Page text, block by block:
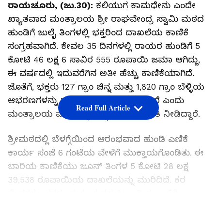
ರಾಯಚೂರು, (ಜು.30): ಕಲಿಯುಗ ಕಾಮಧೇನು ಎಂದೇ
ಖ್ಯಾತವಾದ ಮಂತ್ರಾಲಯ ಶ್ರೀ ರಾಘವೇಂದ್ರ ಸ್ವಾಮಿ ಮಠದ
ಹುಂಡಿಗೆ ಜುಲೈ ತಿಂಗಳಲ್ಲಿ ಭಕ್ತರಿಂದ ದಾಖಲೆಯ ಕಾಣಿಕೆ
ಸಂಗ್ರಹವಾಗಿದೆ. ಕೇವಲ 35 ದಿನಗಳಲ್ಲಿ ರಾಯರ ಹುಂಡಿಗೆ 5
ಕೋಟಿ 46 ಲಕ್ಷ 6 ಸಾವಿರ 555 ರೂಪಾಯಿ ಜಮಾ ಆಗಿದ್ದು,
ಈ ವರ್ಷದಲ್ಲಿ ಇದುವರೆಗಿನ ಅತೀ ಹೆಚ್ಚು ಕಾಣಿಕೆಯಾಗಿದೆ.
ಜೊತೆಗೆ, ಭಕ್ತರು 127 ಗ್ರಾಂ ಚಿನ್ನ ಮತ್ತು 1,820 ಗ್ರಾಂ ಬೆಳ್ಳಿಯ
ಆಭರಣಗಳನ್ನು ಕಾಣಿಕೆಯಾಗಿ ಸಮರ್ಪಿಸಿದ್ದಾರೆ ಎಂದು
ಮಂತ್ರಾಲಯ ಮಠದ ವ್ಯವಸ್ಥಾಪಕರು ಮಾಹಿತಿ ನೀಡಿದ್ದಾರೆ.
ಶ್ರೀಮಠದಲ್ಲಿ ಬೆಳಗ್ಗೆಯಿಂದ ಆರಂಭವಾದ ಹುಂಡಿ ಎಣಿಕೆ
ಕಾರ್ಯ ಸಂಜೆ 6 ಗಂಟೆಯ ವೇಳೆಗೆ ಮುಕ್ತಾಯಗೊಂಡಿತು. ಈ
ಬಾರಿಯ ಕಾಣಿಕೆಯು ಜೂನ್ ತಿಂಗಳ 5 ಕೋಟಿ 28 ಲಕ್ಷ
39,538 ರೂಪಾಯಿಯ ದಾಖಲೆಯನ್ನು ಮುರಿದಿದೆ. ಕರ
Read Full Article